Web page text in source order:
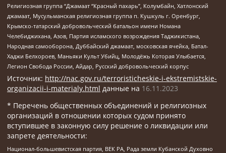
Религиозная группа “Джамаат “Красный пахарь”, Колумбайн, Хатлонский
джамаат, Мусульманская религиозная группа п. Кушкуль г. Оренбург,
Крымско-татарский добровольческий батальон имени Номана
Челебиджихана, Азов, Партия исламского возрождения Таджикистана,
Народная самооборона, Дуббайский джамаат, московская ячейка, Батал-
Хаджи Белхороев, Маньяки Культ Убийц, Молодёжь Которая Улыбается,
Легион Свобода России, Айдар, Русский добровольческий корпус
Источник: http://nac.gov.ru/terroristicheskie-i-ekstremistskie-
organizacii-i-materialy.html данные на 16.11.2023
* Перечень общественных объединений и религиозных
организаций в отношении которых судом принято
вступившее в законную силу решение о ликвидации или
запрете деятельности:
Национал-большевистская партия, ВЕК РА, Рада земли Кубанской Духовно